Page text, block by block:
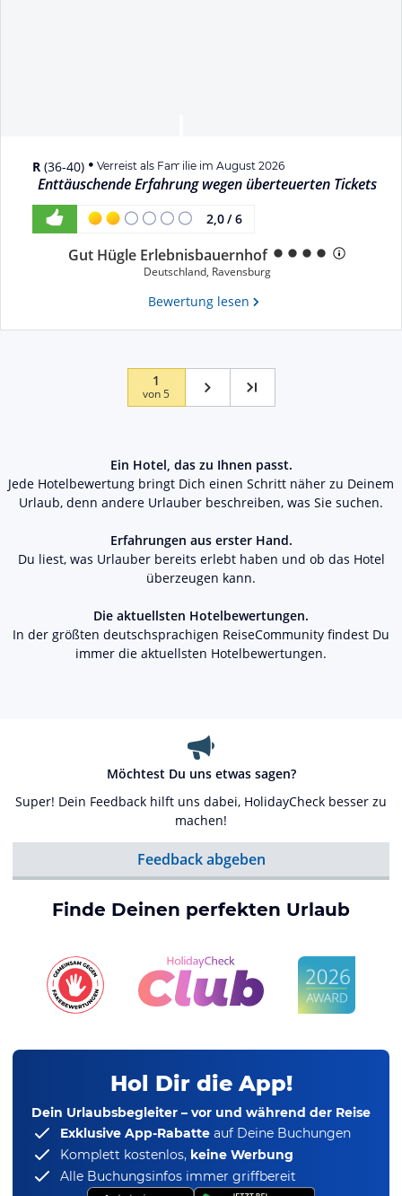
R (36-40) Verreist als Familie im August 2026
Enttäuschende Erfahrung wegen überteuerten Tickets
2,0/ 6
Gut Hügle Erlebnisbauernhof
Deutschland, Ravensburg
Bewertung lesen
1
von5
Ein Hotel, das zu Ihnen passt.
Jede Hotelbewertung bringt Dich einen Schritt näher zu Deinem
Urlaub, denn andere Urlauber beschreiben, was Sie suchen.
Erfahrungen aus erster Hand.
Du liest, was Urlauber bereits erlebt haben und ob das Hotel
überzeugen kann.
Die aktuellsten Hotelbewertungen.
In der größten deutschsprachigen ReiseCommunity findest Du
immer die aktuellsten Hotelbewertungen.
Möchtest Du uns etwas sagen?
Super! Dein Feedback hilft uns dabei, HolidayCheck besser zu
machen!
Feedback abgeben
Finde Deinen perfekten Urlaub
Hol Dir die App!
Dein Urlaubsbegleiter – vor und während der Reise
Exklusive App-Rabatte auf Deine Buchungen
Komplett kostenlos, keine Werbung
Alle Buchungsinfos immer griffbereit